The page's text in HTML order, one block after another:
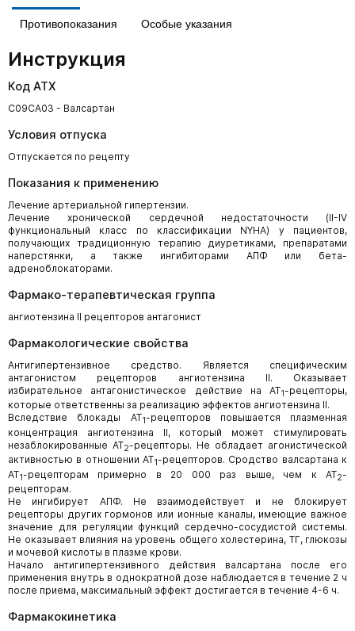
Противопоказания Особые указания
Инструкция
Код АТХ
C09CA03 - Валсартан
Условия отпуска
Отпускается по рецепту
Показания к применению
Лечение артериальной гипертензии.
Лечение хронической сердечной недостаточности (II-IV
функциональный класс по классификации NYHA) у пациентов,
получающих традиционную терапию диуретиками, препаратами
наперстянки, а также ингибиторами АПФ или бета-
адреноблокаторами.
Фармако-терапевтическая группа
ангиотензина II рецепторов антагонист
Фармакологические свойства
Антигипертензивное средство. Является специфическим
антагонистом рецепторов ангиотензина II. Оказывает
избирательное антагонистическое действие на AT1-рецепторы,
которые ответственны за реализацию эффектов ангиотензина II.
Вследствие блокады AT1-рецепторов повышается плазменная
концентрация ангиотензина II, который может стимулировать
незаблокированные AT2-рецепторы. Не обладает агонистической
активностью в отношении AT1-рецепторов. Сродство валсартана к
AT1-рецепторам примерно в 20 000 раз выше, чем к AT2-
рецепторам.
Не ингибирует АПФ. Не взаимодействует и не блокирует
рецепторы других гормонов или ионные каналы, имеющие важное
значение для регуляции функций сердечно-сосудистой системы.
Не оказывает влияния на уровень общего холестерина, ТГ, глюкозы
и мочевой кислоты в плазме крови.
Начало антигипертензивного действия валсартана после его
применения внутрь в однократной дозе наблюдается в течение 2 ч
после приема, максимальный эффект достигается в течение 4-6 ч.
Фармакокинетика